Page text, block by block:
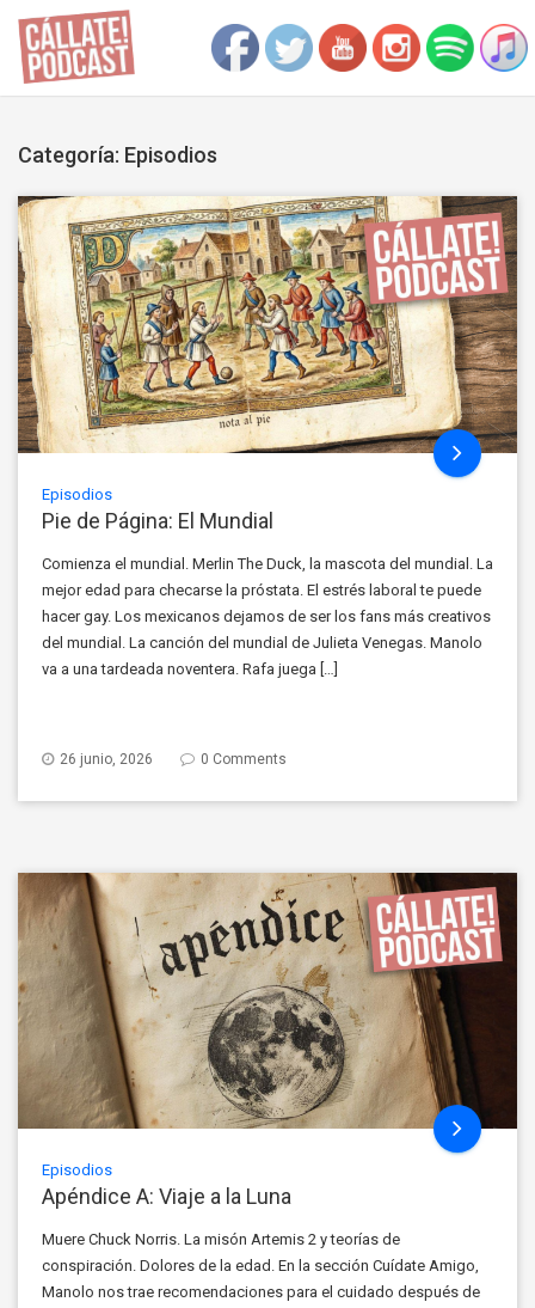
Categoría: Episodios
Episodios
Pie de Página: El Mundial
Comienza el mundial. Merlin The Duck, la mascota del mundial. La
mejor edad para checarse la próstata. El estrés laboral te puede
hacer gay. Los mexicanos dejamos de ser los fans más creativos
del mundial. La canción del mundial de Julieta Venegas. Manolo
va a una tardeada noventera. Rafa juega […]
26 junio, 2026 0 Comments
Episodios
Apéndice A: Viaje a la Luna
Muere Chuck Norris. La misón Artemis 2 y teorías de
conspiración. Dolores de la edad. En la sección Cuídate Amigo,
Manolo nos trae recomendaciones para el cuidado después de